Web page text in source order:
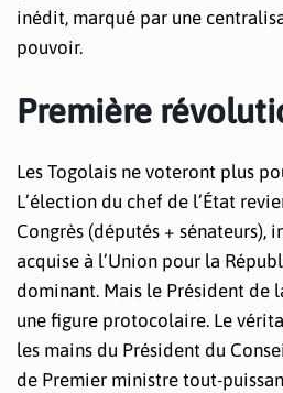
inédit, marqué par une
pouvoir.
Première
Les Togolais ne voteront plus
L’élection du chef de l’État
Congrès (députés + sénateurs),
acquise à l’Union pour la
dominant. Mais le Président de
une figure protocolaire. Le
les mains du Président du
de Premier ministre tout-